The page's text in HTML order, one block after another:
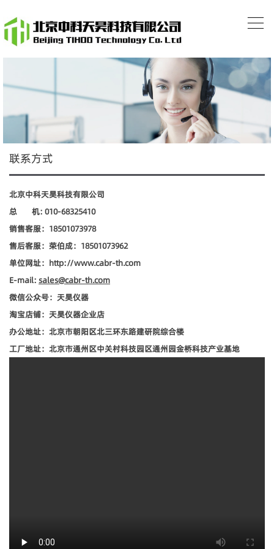
联系方式
北京中科天昊科技有限公司
总 机: 010-68325410
销售客服： 18501073978
售后客服：荣伯成：18501073962
单位网址： http://www.cabr-th.com
E-mail: sales@cabr-th.com
微信公众号：天昊仪器
淘宝店铺：天昊仪器企业店
办公地址：北京市朝阳区北三环东路建研院综合楼
工厂地址：北京市通州区中关村科技园区通州园金桥科技产业基地